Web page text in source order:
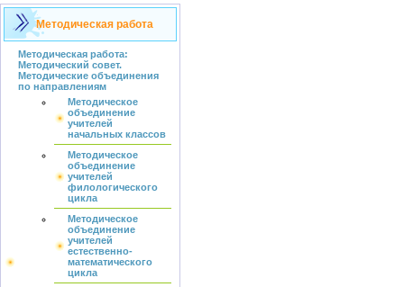
Методическая работа
Методическая работа:
Методический совет.
Методические объединения
по направлениям
Методическое
объединение
учителей
начальных классов
Методическое
объединение
учителей
филологического
цикла
Методическое
объединение
учителей
естественно-
математического
цикла